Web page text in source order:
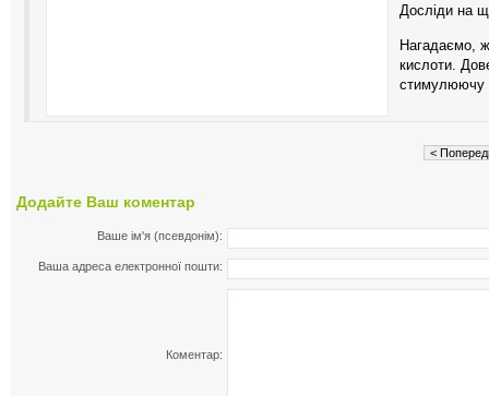
Досліди на
Нагадаємо,
кислоти.
стимулюючу
<
Додайте Ваш коментар
Ваше ім'я (псевдонім):
Ваша адреса електронної пошти:
Коментар: